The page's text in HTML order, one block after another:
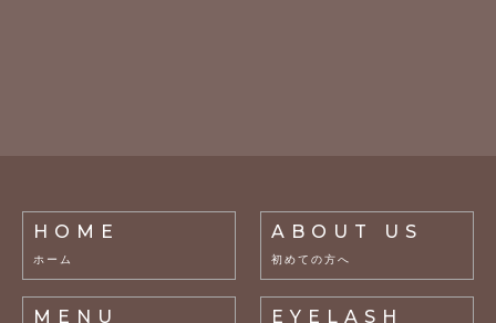
HOME
ホーム
ABOUT US
初めての方へ
MENU EYELASH